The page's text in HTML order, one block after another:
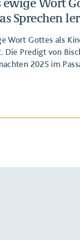
Sprechen
Wort Gottes als
Die Predigt von
2025 im